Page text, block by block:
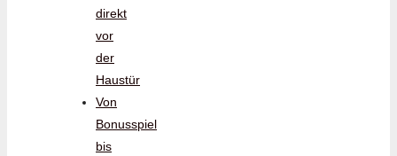
direkt
vor
der
Haustür
Von
Bonusspiel
bis